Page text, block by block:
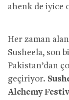
ahenk de iyice
Her zaman
Susheela, son
Pakistan’dan
geçiriyor.
Alchemy